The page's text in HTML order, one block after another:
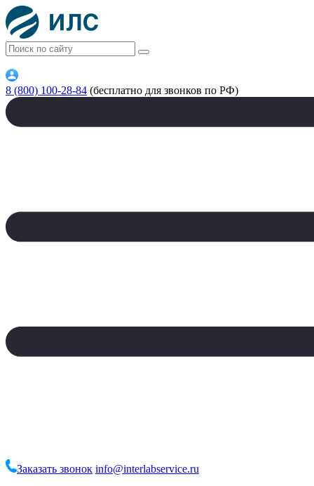
8 (800) 100-28-84 (бесплатно для звонков по РФ)
Заказать звонок info@interlabservice.ru